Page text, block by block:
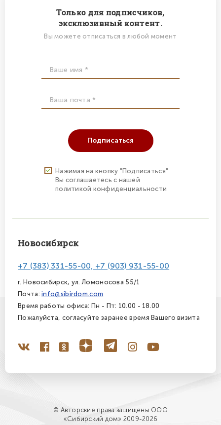
Только для подписчиков,
эксклюзивный контент.
Вы можете отписаться в любой момент
Подписаться
Нажимая на кнопку "Подписаться"
Вы соглашаетесь с нашей
политикой конфиденциальности
Новосибирск
+7 (383) 331-55-00, +7 (903) 931-55-00
г. Новосибирск, ул. Ломоносова 55/1
Почта:info@sibirdom.com
Время работы офиса: Пн - Пт: 10.00 - 18.00
Пожалуйста, согласуйте заранее время Вашего визита
© Авторские права защищены ООО
«Сибирский дом» 2009-2026